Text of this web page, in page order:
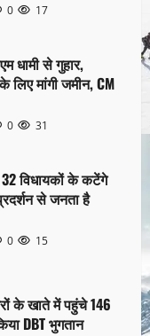
0 17
धामी से गुहार,
लिए मांगी जमीन, CM
0 31
विधायकों के कटेंगे
से जनता है
0 15
के खाते में पहुंचे 146
DBT भुगतान